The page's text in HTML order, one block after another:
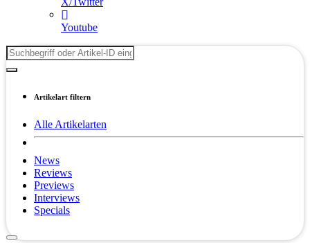
Youtube
Artikelart filtern
Alle Artikelarten
News
Reviews
Previews
Interviews
Specials